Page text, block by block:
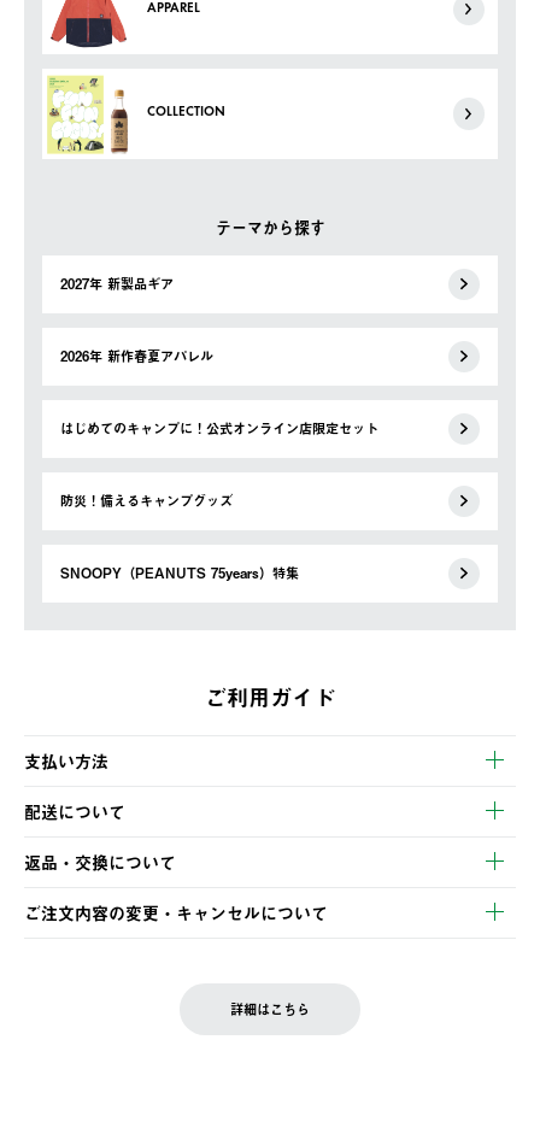
APPAREL
COLLECTION
テーマから探す
2027年 新製品ギア
2026年 新作春夏アパレル
はじめてのキャンプに！公式オンライン店限定セット
防災！備えるキャンプグッズ
SNOOPY（PEANUTS 75years）特集
ご利用ガイド
支払い方法
以下のいずれかの方法でお支払いいただけます。
・クレジットカード決済
・コンビニ決済
・Pay-easy決済
配送について
【発送スケジュール】
ご注文・ご入金完了より2営業日以内に商品を発送いたします。
土日祝の発送はございませんので、木曜日以降のご注文は週明け
の発送となる場合がございます。
返品・交換について
※お客様都合の場合
お客様都合の返品にかかる送料は、お客様ご負担とさせていただ
ご注文内容の変更・キャンセルについて
LOGOS FAMILY会員の方は、会員マイページ内 購入履歴画面に
詳細はこちら